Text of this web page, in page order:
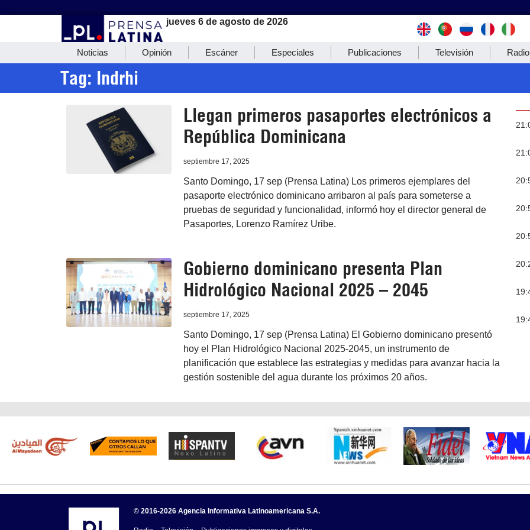
jueves 6 de agosto de 2026
Noticias Opinión Escáner Especiales Publicaciones Televisión Radio
Tag: Indrhi
Llegan primeros pasaportes electrónicos a
República Dominicana
septiembre 17, 2025
Santo Domingo, 17 sep (Prensa Latina) Los primeros ejemplares del
pasaporte electrónico dominicano arribaron al país para someterse a
pruebas de seguridad y funcionalidad, informó hoy el director general de
Pasaportes, Lorenzo Ramírez Uribe.
Gobierno dominicano presenta Plan
Hidrológico Nacional 2025 – 2045
septiembre 17, 2025
Santo Domingo, 17 sep (Prensa Latina) El Gobierno dominicano presentó
hoy el Plan Hidrológico Nacional 2025-2045, un instrumento de
planificación que establece las estrategias y medidas para avanzar hacia la
gestión sostenible del agua durante los próximos 20 años.
© 2016-2026 Agencia Informativa Latinoamericana S.A.